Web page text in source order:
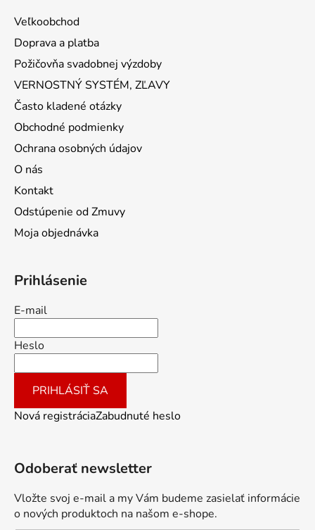
Veľkoobchod
Doprava a platba
Požičovňa svadobnej výzdoby
VERNOSTNÝ SYSTÉM, ZĽAVY
Často kladené otázky
Obchodné podmienky
Ochrana osobných údajov
O nás
Kontakt
Odstúpenie od Zmuvy
Moja objednávka
Prihlásenie
E-mail
Heslo
PRIHLÁSIŤ SA
Nová registráciaZabudnuté heslo
Odoberať newsletter
Vložte svoj e-mail a my Vám budeme zasielať informácie
o nových produktoch na našom e-shope.